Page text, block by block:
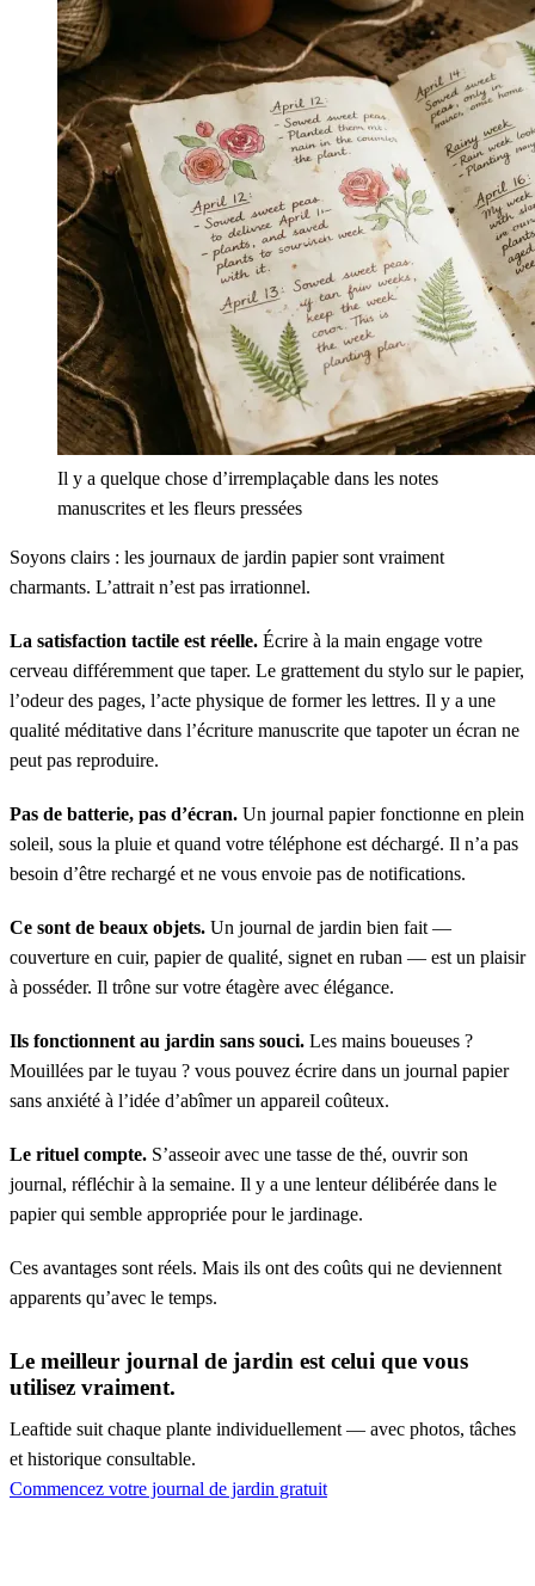
Il y a quelque chose d’irremplaçable dans les notes
manuscrites et les fleurs pressées
Soyons clairs : les journaux de jardin papier sont vraiment
charmants. L’attrait n’est pas irrationnel.
La satisfaction tactile est réelle. Écrire à la main engage votre
cerveau différemment que taper. Le grattement du stylo sur le papier,
l’odeur des pages, l’acte physique de former les lettres. Il y a une
qualité méditative dans l’écriture manuscrite que tapoter un écran ne
peut pas reproduire.
Pas de batterie, pas d’écran. Un journal papier fonctionne en plein
soleil, sous la pluie et quand votre téléphone est déchargé. Il n’a pas
besoin d’être rechargé et ne vous envoie pas de notifications.
Ce sont de beaux objets. Un journal de jardin bien fait —
couverture en cuir, papier de qualité, signet en ruban — est un plaisir
à posséder. Il trône sur votre étagère avec élégance.
Ils fonctionnent au jardin sans souci. Les mains boueuses ?
Mouillées par le tuyau ? vous pouvez écrire dans un journal papier
sans anxiété à l’idée d’abîmer un appareil coûteux.
Le rituel compte. S’asseoir avec une tasse de thé, ouvrir son
journal, réfléchir à la semaine. Il y a une lenteur délibérée dans le
papier qui semble appropriée pour le jardinage.
Ces avantages sont réels. Mais ils ont des coûts qui ne deviennent
apparents qu’avec le temps.
Le meilleur journal de jardin est celui que vous
utilisez vraiment.
Leaftide suit chaque plante individuellement — avec photos, tâches
et historique consultable.
Commencez votre journal de jardin gratuit